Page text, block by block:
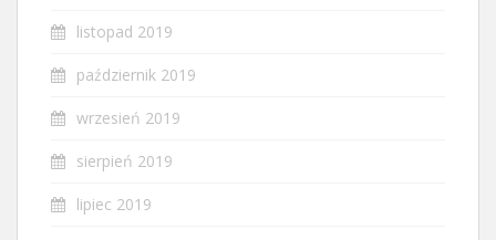
listopad 2019
październik 2019
wrzesień 2019
sierpień 2019
lipiec 2019